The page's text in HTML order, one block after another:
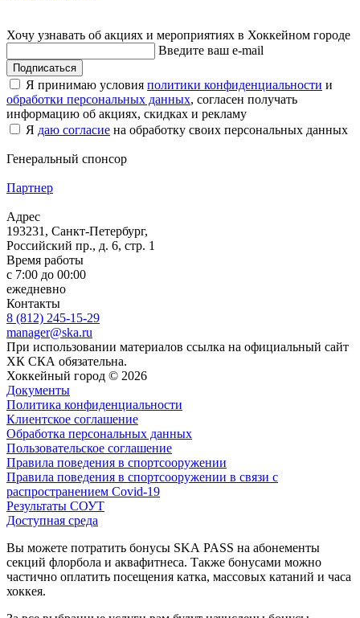
Хочу узнавать об акциях и мероприятиях в Хоккейном городе
Введите ваш e-mail
Подписаться
Я принимаю условия политики конфиденциальности и
обработки персональных данных, согласен получать
информацию об акциях, скидках и рекламу
Я даю согласие на обработку своих персональных данных
Генеральный спонсор
Партнер
Адрес
193231, Санкт-Петербург,
Российский пр., д. 6, стр. 1
Время работы
с 7:00 до 00:00
ежедневно
Контакты
8 (812) 245-15-29
manager@ska.ru
При использовании материалов ссылка на официальный сайт
ХК СКА обязательна.
Хоккейный город © 2026
Документы
Политика конфиденциальности
Клиентское соглашение
Обработка персональных данных
Пользовательское соглашение
Правила поведения в спортсооружении
Правила поведения в спортсооружении в связи с
распространением Covid-19
Результаты СОУТ
Доступная среда
Вы можете потратить бонусы SKA PASS на абонементы
секций флорбола и аквафитнеса. Также бонусами можно
частично оплатить посещения катка, массовых катаний и часа
хоккея.